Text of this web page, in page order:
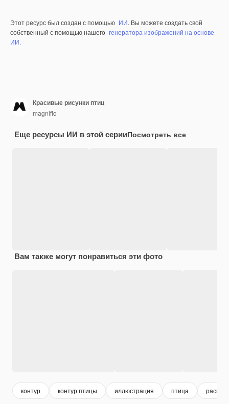
Этот ресурс был создан с помощью ИИ. Вы можете создать свой
собственный с помощью нашего генератора изображений на основе
ИИ.
Красивые рисунки птиц
magnific
Еще ресурсы ИИ в этой серииПосмотреть все
Вам также могут понравиться эти фото
контур контур птицы иллюстрация птица